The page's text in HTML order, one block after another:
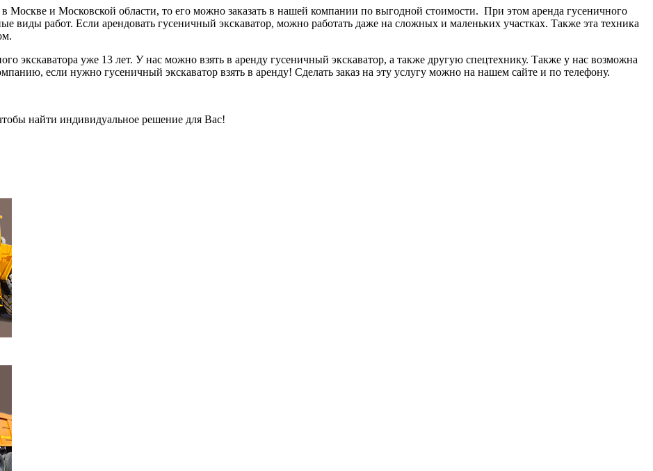
Москве и Московской области, то его можно заказать в нашей компании по выгодной стоимости. При этом аренда гусеничного
виды работ. Если арендовать гусеничный экскаватор, можно работать даже на сложных и маленьких участках. Также эта техника
экскаватора уже 13 лет. У нас можно взять в аренду гусеничный экскаватор, а также другую спецтехнику. Также у нас возможна
если нужно гусеничный экскаватор взять в аренду! Сделать заказ на эту услугу можно на нашем сайте и по телефону.
найти индивидуальное решение для Вас!